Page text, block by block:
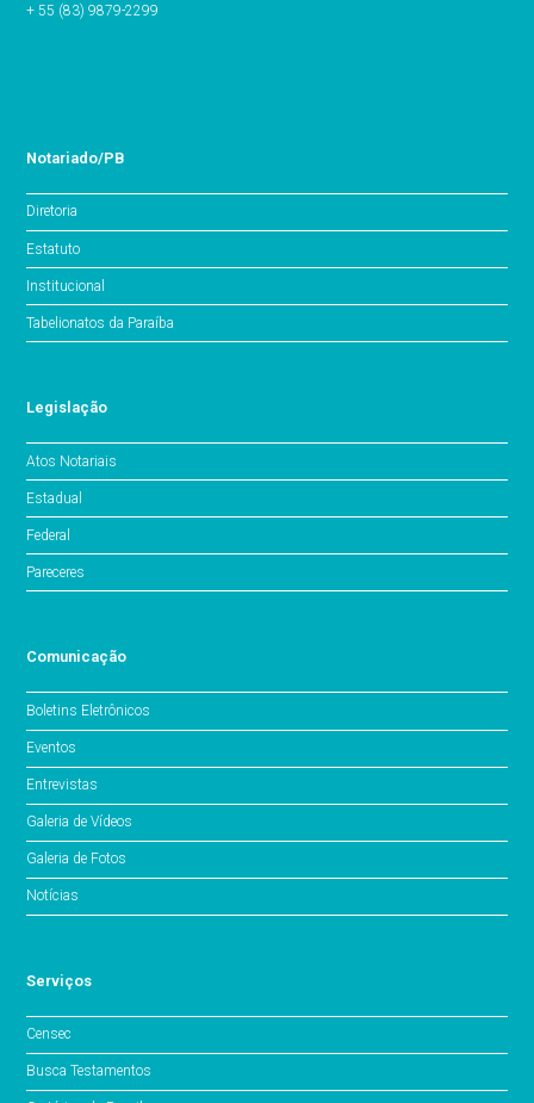
+ 55 (83) 9879-2299
Notariado/PB
Diretoria
Estatuto
Institucional
Tabelionatos da Paraíba
Legislação
Atos Notariais
Estadual
Federal
Pareceres
Comunicação
Boletins Eletrônicos
Eventos
Entrevistas
Galeria de Vídeos
Galeria de Fotos
Notícias
Serviços
Censec
Busca Testamentos